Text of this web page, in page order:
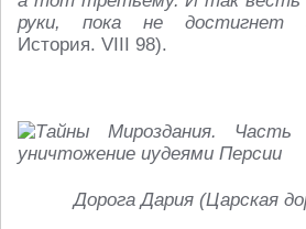
руки, пока не достигнет
История. VIII 98).
Дорога Дария (Царская